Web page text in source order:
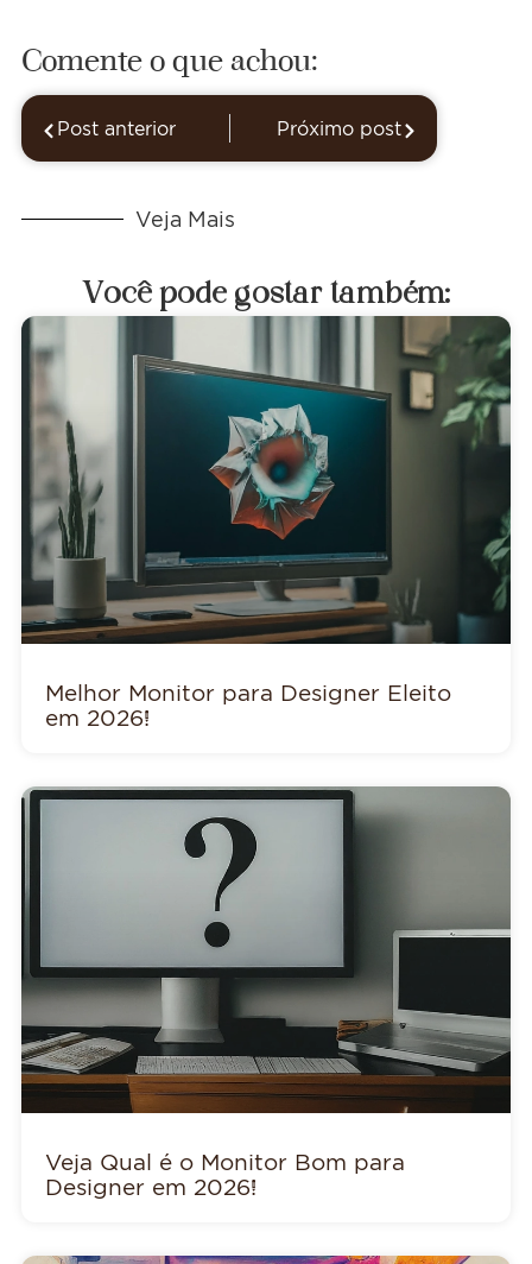
Comente o que achou:
Post anterior Próximo post
Veja Mais
Você pode gostar também:
Melhor Monitor para Designer Eleito
em 2026!
Veja Qual é o Monitor Bom para
Designer em 2026!